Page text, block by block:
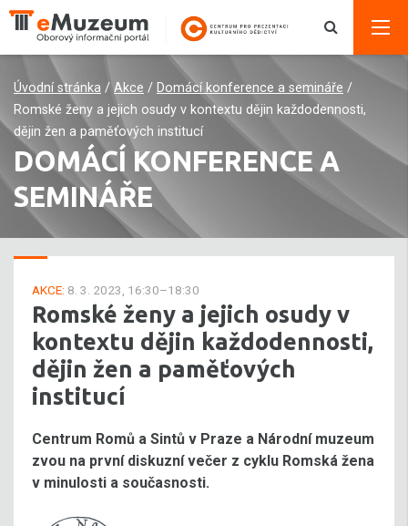
Úvodní stránka / Akce / Domácí konference a semináře /
Romské ženy a jejich osudy v kontextu dějin každodennosti,
dějin žen a paměťových institucí
DOMÁCÍ KONFERENCE A
SEMINÁŘE
AKCE: 8. 3. 2023, 16:30–18:30
Romské ženy a jejich osudy v
kontextu dějin každodennosti,
dějin žen a paměťových
institucí
Centrum Romů a Sintů v Praze a Národní muzeum
zvou na první diskuzní večer z cyklu Romská žena
v minulosti a současnosti.